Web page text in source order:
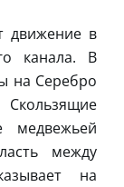
движение в
канала. В
на Серебро
медвежьей
между
на